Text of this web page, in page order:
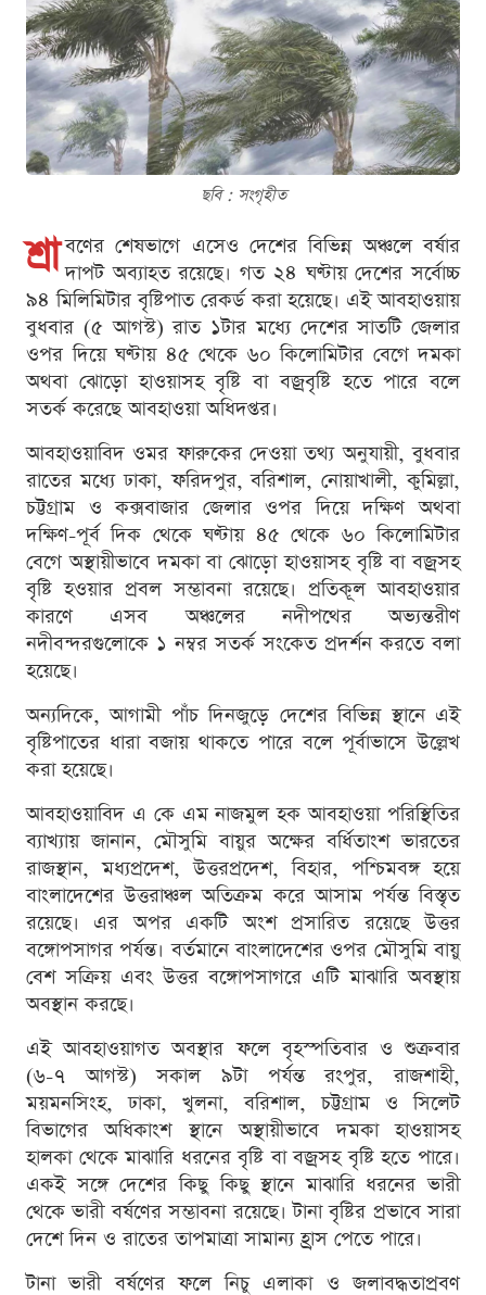
ছবি : সংগৃহীত
শ্রা বণের শেষভাগে এসেও দেশের বিভিন্ন অঞ্চলে বর্ষার
দাপট অব্যাহত রয়েছে। গত ২৪ ঘণ্টায় দেশের সর্বোচ্চ
৯৪ মিলিমিটার বৃষ্টিপাত রেকর্ড করা হয়েছে। এই আবহাওয়ায়
বুধবার (৫ আগস্ট) রাত ১টার মধ্যে দেশের সাতটি জেলার
ওপর দিয়ে ঘণ্টায় ৪৫ থেকে ৬০ কিলোমিটার বেগে দমকা
অথবা ঝোড়ো হাওয়াসহ বৃষ্টি বা বজ্রবৃষ্টি হতে পারে বলে
সতর্ক করেছে আবহাওয়া অধিদপ্তর।
আবহাওয়াবিদ ওমর ফারুকের দেওয়া তথ্য অনুযায়ী, বুধবার
রাতের মধ্যে ঢাকা, ফরিদপুর, বরিশাল, নোয়াখালী, কুমিল্লা,
চট্টগ্রাম ও কক্সবাজার জেলার ওপর দিয়ে দক্ষিণ অথবা
দক্ষিণ-পূর্ব দিক থেকে ঘণ্টায় ৪৫ থেকে ৬০ কিলোমিটার
বেগে অস্থায়ীভাবে দমকা বা ঝোড়ো হাওয়াসহ বৃষ্টি বা বজ্রসহ
বৃষ্টি হওয়ার প্রবল সম্ভাবনা রয়েছে। প্রতিকূল আবহাওয়ার
কারণে এসব অঞ্চলের নদীপথের অভ্যন্তরীণ
নদীবন্দরগুলোকে ১ নম্বর সতর্ক সংকেত প্রদর্শন করতে বলা
হয়েছে।
অন্যদিকে, আগামী পাঁচ দিনজুড়ে দেশের বিভিন্ন স্থানে এই
বৃষ্টিপাতের ধারা বজায় থাকতে পারে বলে পূর্বাভাসে উল্লেখ
করা হয়েছে।
আবহাওয়াবিদ এ কে এম নাজমুল হক আবহাওয়া পরিস্থিতির
ব্যাখ্যায় জানান, মৌসুমি বায়ুর অক্ষের বর্ধিতাংশ ভারতের
রাজস্থান, মধ্যপ্রদেশ, উত্তরপ্রদেশ, বিহার, পশ্চিমবঙ্গ হয়ে
বাংলাদেশের উত্তরাঞ্চল অতিক্রম করে আসাম পর্যন্ত বিস্তৃত
রয়েছে। এর অপর একটি অংশ প্রসারিত রয়েছে উত্তর
বঙ্গোপসাগর পর্যন্ত। বর্তমানে বাংলাদেশের ওপর মৌসুমি বায়ু
বেশ সক্রিয় এবং উত্তর বঙ্গোপসাগরে এটি মাঝারি অবস্থায়
অবস্থান করছে।
এই আবহাওয়াগত অবস্থার ফলে বৃহস্পতিবার ও শুক্রবার
(৬-৭ আগস্ট) সকাল ৯টা পর্যন্ত রংপুর, রাজশাহী,
ময়মনসিংহ, ঢাকা, খুলনা, বরিশাল, চট্টগ্রাম ও সিলেট
বিভাগের অধিকাংশ স্থানে অস্থায়ীভাবে দমকা হাওয়াসহ
হালকা থেকে মাঝারি ধরনের বৃষ্টি বা বজ্রসহ বৃষ্টি হতে পারে।
একই সঙ্গে দেশের কিছু কিছু স্থানে মাঝারি ধরনের ভারী
থেকে ভারী বর্ষণের সম্ভাবনা রয়েছে। টানা বৃষ্টির প্রভাবে সারা
দেশে দিন ও রাতের তাপমাত্রা সামান্য হ্রাস পেতে পারে।
টানা ভারী বর্ষণের ফলে নিচু এলাকা ও জলাবদ্ধতাপ্রবণ